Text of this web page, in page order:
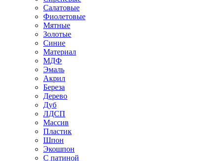
Салатовые
Фиолетовые
Мятные
Золотые
Синие
Материал
МДФ
Эмаль
Акрил
Береза
Дерево
Дуб
ЛДСП
Массив
Пластик
Шпон
Экошпон
С патиной